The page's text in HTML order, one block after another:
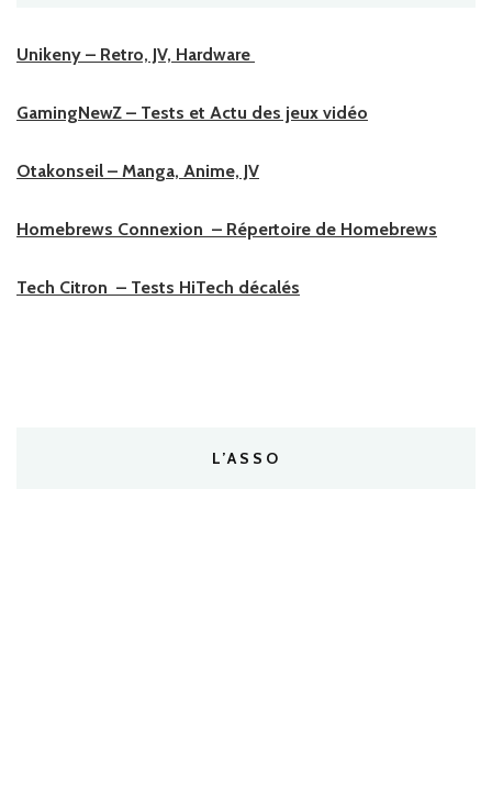
Unikeny – Retro, JV, Hardware
GamingNewZ – Tests et Actu des jeux vidéo
Otakonseil – Manga, Anime, JV
Homebrews Connexion – Répertoire de Homebrews
Tech Citron – Tests HiTech décalés
L’ASSO